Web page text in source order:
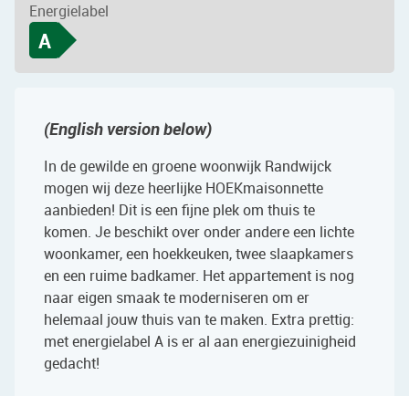
Energielabel
A
(English version below)
In de gewilde en groene woonwijk Randwijck
mogen wij deze heerlijke HOEKmaisonnette
aanbieden! Dit is een fijne plek om thuis te
komen. Je beschikt over onder andere een lichte
woonkamer, een hoekkeuken, twee slaapkamers
en een ruime badkamer. Het appartement is nog
naar eigen smaak te moderniseren om er
helemaal jouw thuis van te maken. Extra prettig:
met energielabel A is er al aan energiezuinigheid
gedacht!